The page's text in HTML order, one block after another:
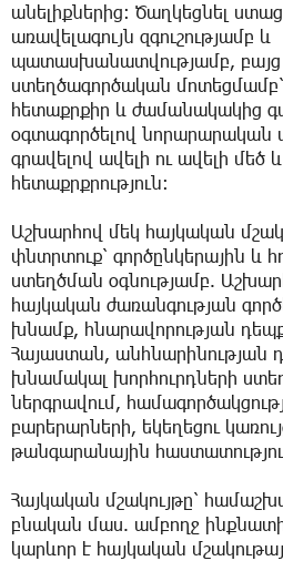
անելիքներից։ Ծաղկեցնել
առավելագույն զգուշությամբ և
պատասխանատվությամբ, բայց
ստեղծագործական մոտեցմամբ՝
հետաքրքիր և ժամանակակից
օգտագործելով նորարարական
գրավելով ավելի ու ավելի մեծ
հետաքրքրություն։
Աշխարհով մեկ հայկական
փնտրտուք՝ գործընկերային և
ստեղծման օգնությամբ.
հայկական ժառանգության
խնամք, հնարավորության
Հայաստան, անհնարինության
խնամակալ խորհուրդների
ներգրավում,
բարերարների, եկեղեցու
թանգարանային
Հայկական մշակույթը՝
բնական մաս. ամբողջ
կարևոր է հայկական